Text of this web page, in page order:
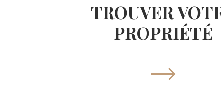
TROUVER
PROPRIÉTÉ